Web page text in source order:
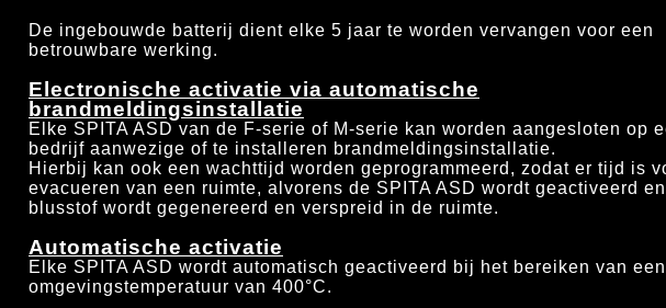
De ingebouwde batterij dient elke 5 jaar te worden vervangen voor een
betrouwbare werking.
Electronische activatie via automatische
brandmeldingsinstallatie
Elke SPITA ASD van de F-serie of M-serie kan worden aangesloten op
bedrijf aanwezige of te installeren brandmeldingsinstallatie.
Hierbij kan ook een wachttijd worden geprogrammeerd, zodat er tijd is
evacueren van een ruimte, alvorens de SPITA ASD wordt geactiveerd
blusstof wordt gegenereerd en verspreid in de ruimte.
Automatische activatie
Elke SPITA ASD wordt automatisch geactiveerd bij het bereiken van een
omgevingstemperatuur van 400°C.